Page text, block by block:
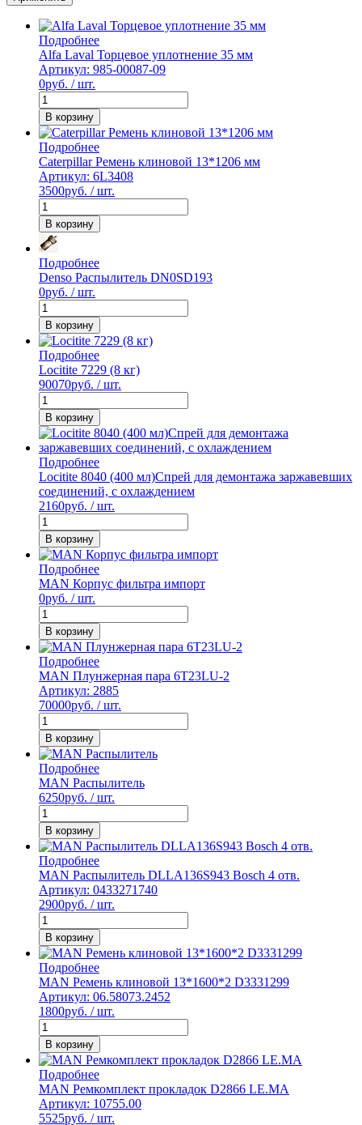
Подробнее
Alfa Laval Торцевое уплотнение 35 мм
Артикул: 985-00087-09
0руб. / шт.
В корзину
Подробнее
Caterpillar Ремень клиновой 13*1206 мм
Артикул: 6L3408
3500руб. / шт.
В корзину
Подробнее
Denso Распылитель DN0SD193
0руб. / шт.
В корзину
Подробнее
Locitite 7229 (8 кг)
90070руб. / шт.
В корзину
Подробнее
Locitite 8040 (400 мл)Спрей для демонтажа заржавевших
соединений, с охлаждением
2160руб. / шт.
В корзину
Подробнее
MAN Корпус фильтра импорт
0руб. / шт.
В корзину
Подробнее
MAN Плунжерная пара 6T23LU-2
Артикул: 2885
70000руб. / шт.
В корзину
Подробнее
MAN Распылитель
6250руб. / шт.
В корзину
Подробнее
MAN Распылитель DLLA136S943 Bosch 4 отв.
Артикул: 0433271740
2900руб. / шт.
В корзину
Подробнее
MAN Ремень клиновой 13*1600*2 D3331299
Артикул: 06.58073.2452
1800руб. / шт.
В корзину
Подробнее
MAN Ремкомплект прокладок D2866 LE.MA
Артикул: 10755.00
5525руб. / шт.